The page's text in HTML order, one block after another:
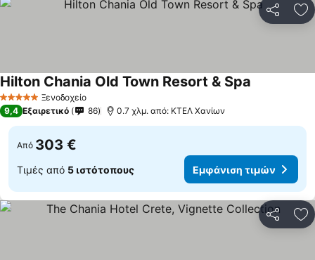
5 Αστέρια Ξενοδοχείο
Hilton Chania Old Town Resort & Spa
9,4 Εξαιρετικό 86 0.7 χλμ. από: ΚΤΕΛ Χανίων
Από 303 €
Τιμές από 5 ιστότοπους Εμφάνιση τιμών